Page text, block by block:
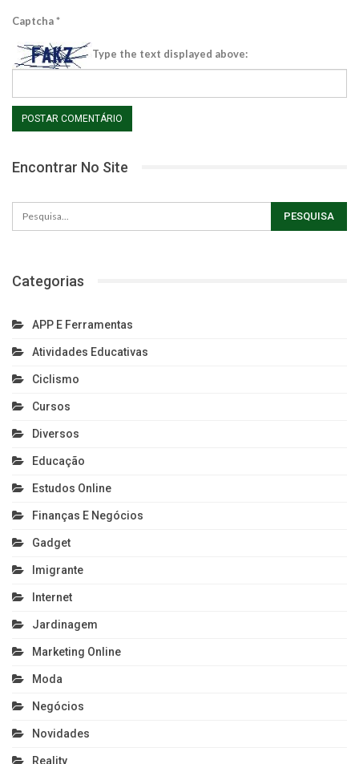
Captcha*
Type the text displayed above:
Encontrar No Site
Categorias
APP E Ferramentas
Atividades Educativas
Ciclismo
Cursos
Diversos
Educação
Estudos Online
Finanças E Negócios
Gadget
Imigrante
Internet
Jardinagem
Marketing Online
Moda
Negócios
Novidades
Reality